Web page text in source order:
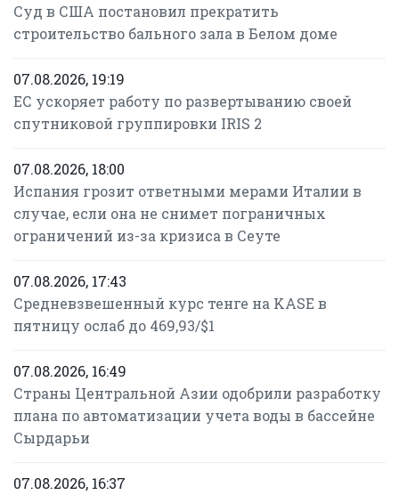
Суд в США постановил прекратить
строительство бального зала в Белом доме
07.08.2026, 19:19
ЕС ускоряет работу по развертыванию своей
спутниковой группировки IRIS 2
07.08.2026, 18:00
Испания грозит ответными мерами Италии в
случае, если она не снимет пограничных
ограничений из-за кризиса в Сеуте
07.08.2026, 17:43
Средневзвешенный курс тенге на KASE в
пятницу ослаб до 469,93/$1
07.08.2026, 16:49
Страны Центральной Азии одобрили разработку
плана по автоматизации учета воды в бассейне
Сырдарьи
07.08.2026, 16:37